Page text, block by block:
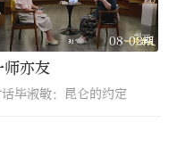
08-02期
师亦友
毕淑敏：昆仑的约定